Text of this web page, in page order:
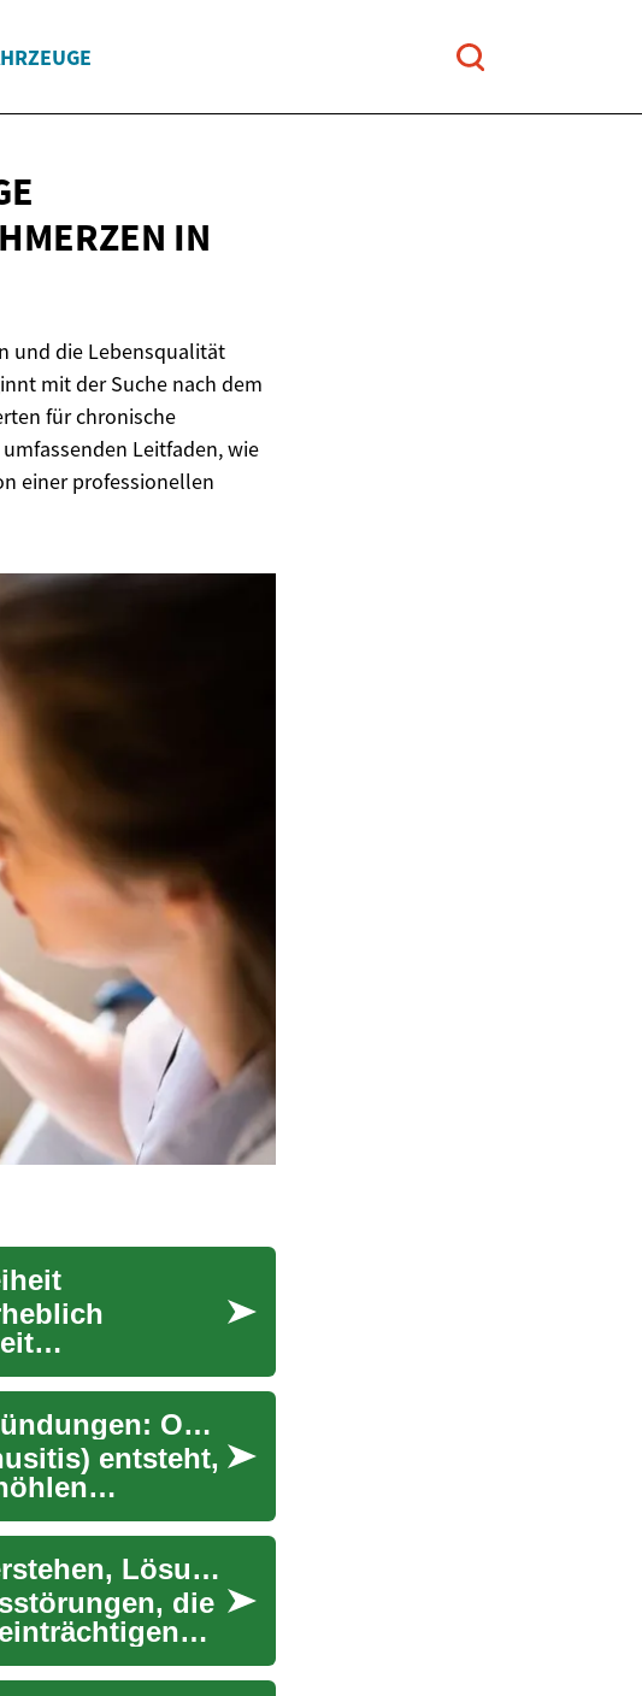
IN
und die Lebensqualität
mit der Suche nach dem
für chronische
Leitfaden, wie
einer professionellen
Behandlung von Nasennebenhöhlenentzündungen: Optionen und Tipps
entsteht,
Erektionsprobleme im Alter: Ursachen verstehen, Lösungen finden
die